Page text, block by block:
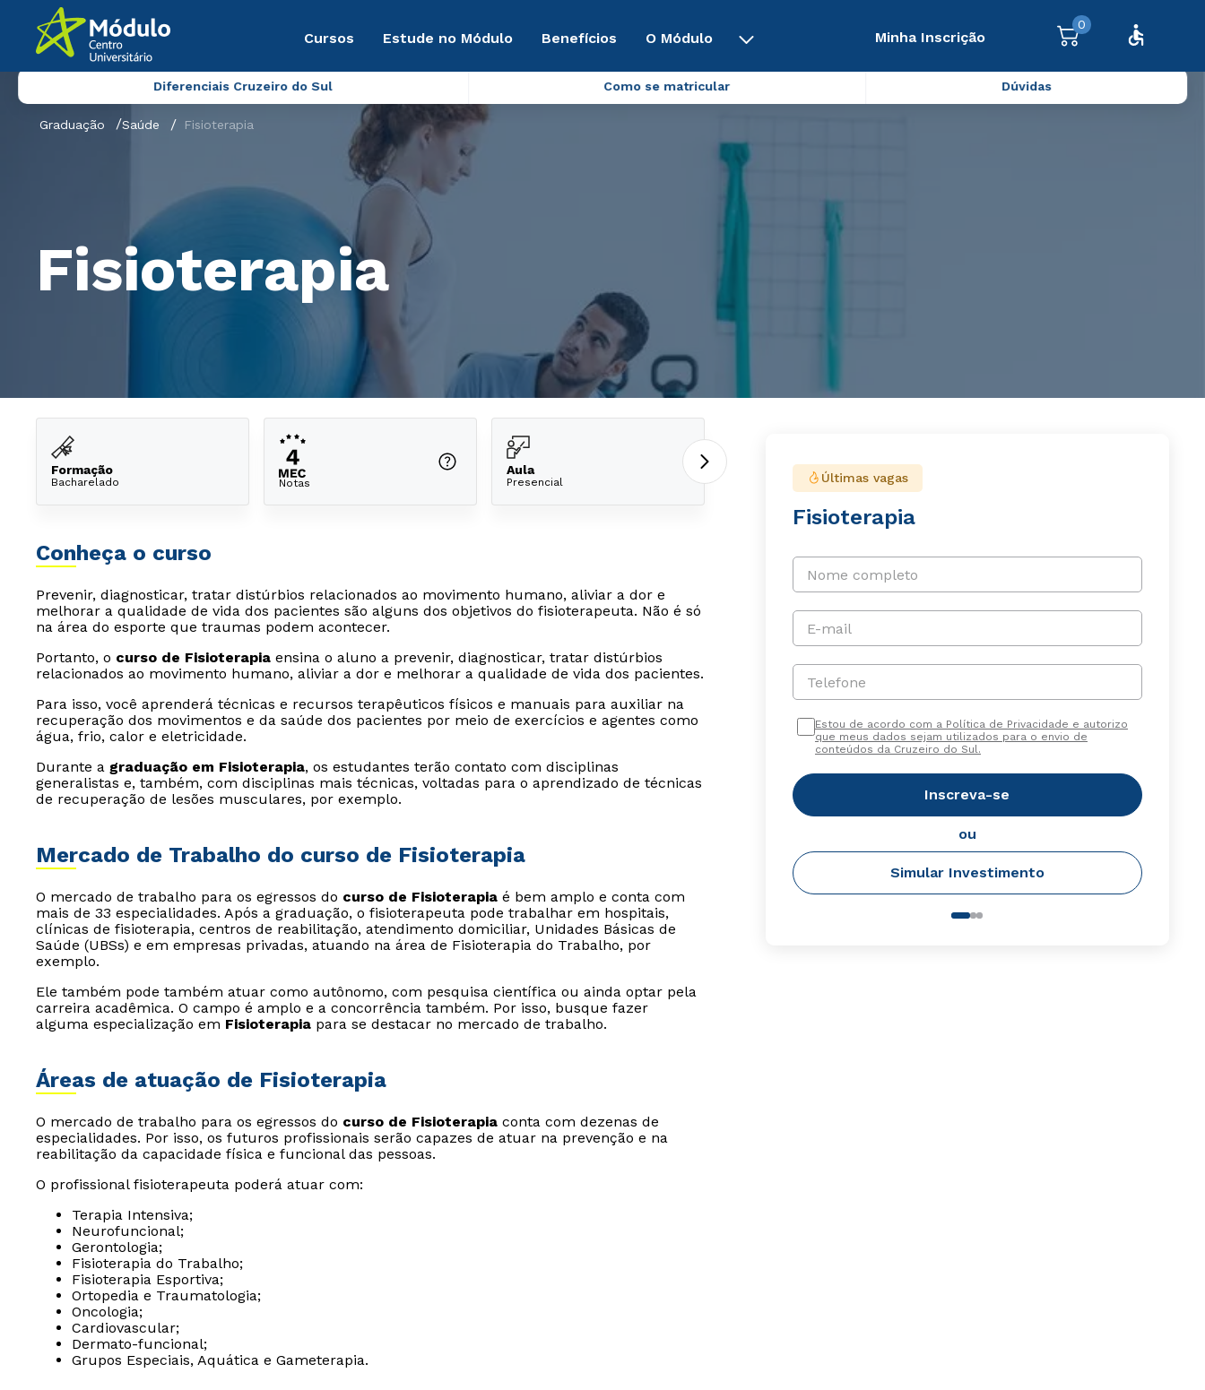
Cursos Estude no Módulo Benefícios O Módulo Minha Inscrição
0
Diferenciais Cruzeiro do Sul Como se matricular Dúvidas
Graduação Saúde Fisioterapia
Fisioterapia
Formação
Bacharelado Notas
Aula
Presencial
Conheça o curso
Prevenir, diagnosticar, tratar distúrbios relacionados ao movimento humano, aliviar a dor e
melhorar a qualidade de vida dos pacientes são alguns dos objetivos do fisioterapeuta. Não é só
na área do esporte que traumas podem acontecer.
Portanto, o curso de Fisioterapia ensina o aluno a prevenir, diagnosticar, tratar distúrbios
relacionados ao movimento humano, aliviar a dor e melhorar a qualidade de vida dos pacientes.
Para isso, você aprenderá técnicas e recursos terapêuticos físicos e manuais para auxiliar na
recuperação dos movimentos e da saúde dos pacientes por meio de exercícios e agentes como
água, frio, calor e eletricidade.
Durante a graduação em Fisioterapia, os estudantes terão contato com disciplinas
generalistas e, também, com disciplinas mais técnicas, voltadas para o aprendizado de técnicas
de recuperação de lesões musculares, por exemplo.
Mercado de Trabalho do curso de Fisioterapia
O mercado de trabalho para os egressos do curso de Fisioterapia é bem amplo e conta com
mais de 33 especialidades. Após a graduação, o fisioterapeuta pode trabalhar em hospitais,
clínicas de fisioterapia, centros de reabilitação, atendimento domiciliar, Unidades Básicas de
Saúde (UBSs) e em empresas privadas, atuando na área de Fisioterapia do Trabalho, por
exemplo.
Ele também pode também atuar como autônomo, com pesquisa científica ou ainda optar pela
carreira acadêmica. O campo é amplo e a concorrência também. Por isso, busque fazer
alguma especialização em Fisioterapia para se destacar no mercado de trabalho.
Áreas de atuação de Fisioterapia
O mercado de trabalho para os egressos do curso de Fisioterapia conta com dezenas de
especialidades. Por isso, os futuros profissionais serão capazes de atuar na prevenção e na
reabilitação da capacidade física e funcional das pessoas.
O profissional fisioterapeuta poderá atuar com:
Terapia Intensiva;
Neurofuncional;
Gerontologia;
Fisioterapia do Trabalho;
Fisioterapia Esportiva;
Ortopedia e Traumatologia;
Oncologia;
Cardiovascular;
Dermato-funcional;
Grupos Especiais, Aquática e Gameterapia.
Últimas vagas
Fisioterapia
Nome completo
E-mail
Telefone
Estou de acordo com a Política de Privacidade e autorizo
que meus dados sejam utilizados para o envio de
conteúdos da Cruzeiro do Sul.
Inscreva-se
ou
Simular Investimento